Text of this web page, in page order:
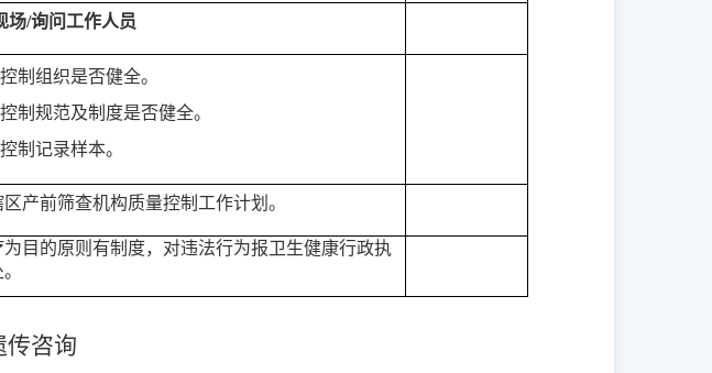
场/询问工作人员
制组织是否健全。
制规范及制度是否健全。
制记录样本。
产前筛查机构质量控制工作计划。
目的原则有制度，对违法行为报卫生健康行政执
传咨询